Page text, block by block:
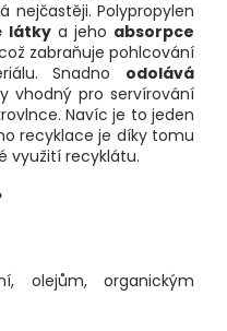
nejčastěji. Polypropylen
látkya jeho absorpce
zabraňuje pohlcování
Snadno odolává
vhodný pro servírování
Navíc je to jeden
recyklace je díky tomu
využití recyklátu.
olejům, organickým